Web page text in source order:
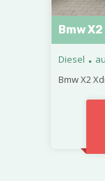
Bmw X2
Diesel .
Bmw X2